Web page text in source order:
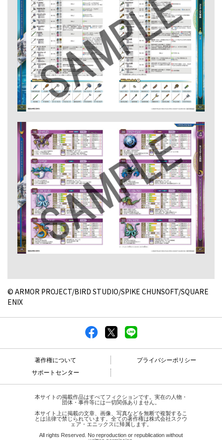
© ARMOR PROJECT/BIRD STUDIO/SPIKE CHUNSOFT/SQUARE
ENIX
著作権について
プライバシーポリシー
サポートセンター
本サイトの掲載作品はすべてフィクションです。実在の人物・
団体・事件等には一切関係ありません。
本サイト上に掲載の文章、画像、写真などを無断で複製するこ
とは法律で禁じられています。全ての著作権は株式会社スクウ
ェア・エニックスに帰属します。
All rights Reserved. No reproduction or republication without